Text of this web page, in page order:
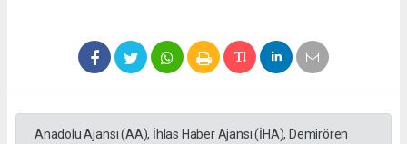
Anadolu Ajansı (AA), İhlas Haber Ajansı (İHA), Demirören